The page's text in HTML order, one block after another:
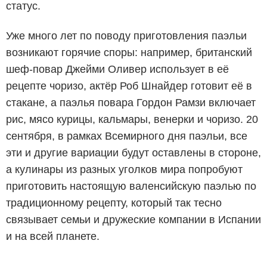
статус.
Уже много лет по поводу приготовления паэльи
возникают горячие споры: например, британский
шеф-повар Джейми Оливер использует в её
рецепте чоризо, актёр Роб Шнайдер готовит её в
стакане, а паэлья повара Гордон Рамзи включает
рис, мясо курицы, кальмары, венерки и чоризо. 20
сентября, в рамках Всемирного дня паэльи, все
эти и другие вариации будут оставлены в стороне,
а кулинары из разных уголков мира попробуют
приготовить настоящую валенсийскую паэлью по
традиционному рецепту, который так тесно
связывает семьи и дружеские компании в Испании
и на всей планете.